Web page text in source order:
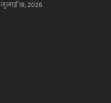
जुलाई 18, 2026